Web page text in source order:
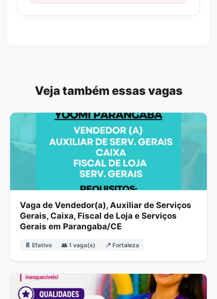
Veja também essas vagas
Vaga de Vendedor(a), Auxiliar de Serviços
Gerais, Caixa, Fiscal de Loja e Serviços
Gerais em Parangaba/CE
📄 Efetivo 👥 1 vaga(s) 📍 Fortaleza